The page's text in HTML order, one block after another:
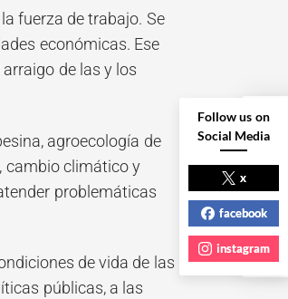
fuerza de trabajo. Se
económicas. Ese
de las y los
agroecología de
cambio climático y
problemáticas
de vida de las
públicas, a las
NEXT POST
Follow us on
Social Media
x
facebook
instagram